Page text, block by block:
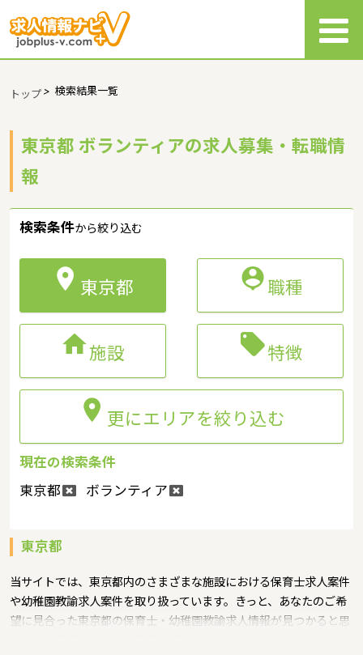
トップ> 検索結果一覧
東京都 ボランティアの求人募集・転職情
報
検索条件から絞り込む
 東京都 職種
施設 特徴
 更にエリアを絞り込む
現在の検索条件
東京都
ボランティア
東京都
当サイトでは、東京都内のさまざまな施設における保育士求人案件
や幼稚園教諭求人案件を取り扱っています。きっと、あなたのご希
望に見合った東京都の保育士・幼稚園教諭求人情報が見つかると思